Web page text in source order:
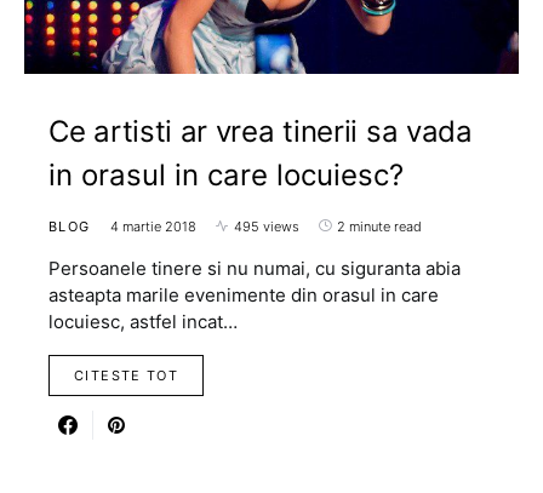
Ce artisti ar vrea tinerii sa vada
in orasul in care locuiesc?
BLOG 4 martie 2018 495 views 2 minute read
Persoanele tinere si nu numai, cu siguranta abia
asteapta marile evenimente din orasul in care
locuiesc, astfel incat…
CITESTE TOT